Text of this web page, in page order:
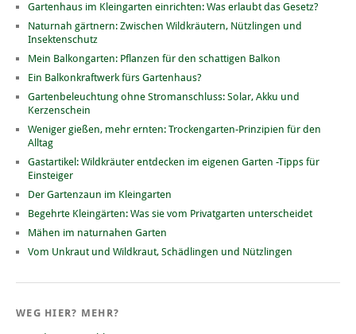
Gartenhaus im Kleingarten einrichten: Was erlaubt das Gesetz?
Naturnah gärtnern: Zwischen Wildkräutern, Nützlingen und
Insektenschutz
Mein Balkongarten: Pflanzen für den schattigen Balkon
Ein Balkonkraftwerk fürs Gartenhaus?
Gartenbeleuchtung ohne Stromanschluss: Solar, Akku und
Kerzenschein
Weniger gießen, mehr ernten: Trockengarten-Prinzipien für den
Alltag
Gastartikel: Wildkräuter entdecken im eigenen Garten -Tipps für
Einsteiger
Der Gartenzaun im Kleingarten
Begehrte Kleingärten: Was sie vom Privatgarten unterscheidet
Mähen im naturnahen Garten
Vom Unkraut und Wildkraut, Schädlingen und Nützlingen
WEG HIER? MEHR?